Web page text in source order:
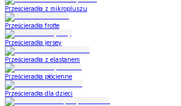
Prześcieradła z mikropluszu
Prześcieradła frotte
Prześcieradła jersey
Prześcieradła z elastanem
Prześcieradła płócienne
Prześcieradła dla dzieci